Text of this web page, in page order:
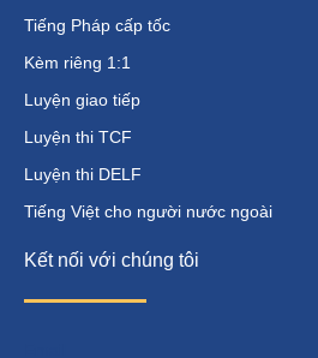
Tiếng Pháp cấp tốc
Kèm riêng 1:1
Luyện giao tiếp
Luyện thi TCF
Luyện thi DELF
Tiếng Việt cho người nước ngoài
Kết nối với chúng tôi